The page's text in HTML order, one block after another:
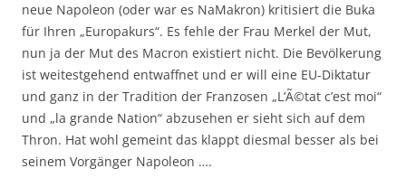
neue Napoleon (oder war es NaMakron) kritisiert die Buka
für Ihren „Europakurs“. Es fehle der Frau Merkel der Mut,
nun ja der Mut des Macron existiert nicht. Die Bevölkerung
ist weitestgehend entwaffnet und er will eine EU-Diktatur
und ganz in der Tradition der Franzosen „L’Ã©tat c’est moi“
und „la grande Nation“ abzusehen er sieht sich auf dem
Thron. Hat wohl gemeint das klappt diesmal besser als bei
seinem Vorgänger Napoleon ….